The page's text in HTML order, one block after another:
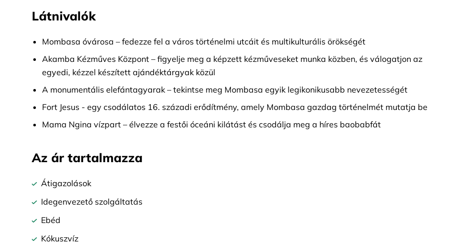
Látnivalók
Mombasa óvárosa – fedezze fel a város történelmi utcáit és multikulturális örökségét
Akamba Kézműves Központ – figyelje meg a képzett kézműveseket munka közben, és válogatjon az
egyedi, kézzel készített ajándéktárgyak közül
A monumentális elefántagyarak – tekintse meg Mombasa egyik legikonikusabb nevezetességét
Fort Jesus - egy csodálatos 16. századi erődítmény, amely Mombasa gazdag történelmét mutatja be
Mama Ngina vízpart – élvezze a festői óceáni kilátást és csodálja meg a híres baobabfát
Az ár tartalmazza
Átigazolások
Idegenvezető szolgáltatás
Ebéd
Kókuszvíz